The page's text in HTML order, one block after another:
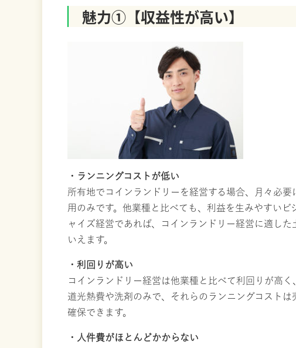
魅力①【収益性が高い】
・ランニングコストが低い
所有地でコインランドリーを経営する場合、月々必
用のみです。他業種と比べても、利益を生みやすい
ャイズ経営であれば、コインランドリー経営に適し
いえます。
・利回りが高い
コインランドリー経営は他業種と比べて利回りが高
道光熱費や洗剤のみで、それらのランニングコスト
確保できます。
・人件費がほとんどかからない